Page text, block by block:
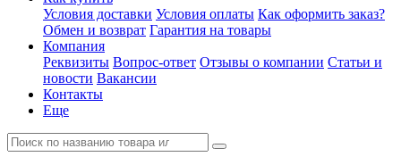
Условия доставки Условия оплаты Как оформить заказ?
Обмен и возврат Гарантия на товары
Компания
Реквизиты Вопрос-ответ Отзывы о компании Статьи и
новости Вакансии
Контакты
Еще